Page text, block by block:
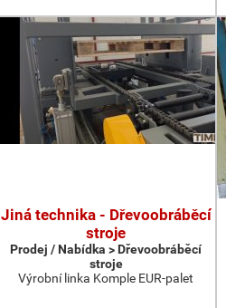
Jiná technika - Dřevoobráběcí
stroje
Prodej / Nabídka > Dřevoobráběcí
stroje
Výrobní linka Komple EUR-palet